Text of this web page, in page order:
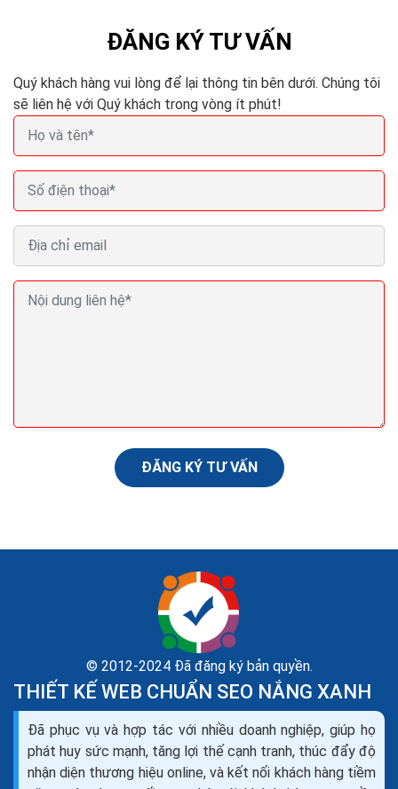
Marketing tiếp thị quảng cáo truyền miệng hình
Hướng dẫn marketing tìm kiếm khách hàng cho
Cho đến thời gian gần đây, các công ty dịch vụ vẫn tụt
hậu so trong việc sử dụng marketing. Nhiều Công ty
dịch vụ nhỏ nên không sử dụng cách quản trị...
ĐĂNG KÝ TƯ VẤN
Quý khách hàng vui lòng để lại thông tin bên dưới. Chúng tôi
sẽ liên hệ với Quý khách trong vòng ít phút!
ĐĂNG KÝ TƯ VẤN
© 2012-2024 Đã đăng ký bản quyền.
THIẾT KẾ WEB CHUẨN SEO NẮNG XANH
Đã phục vụ và hợp tác với nhiều doanh nghiệp, giúp họ
phát huy sức mạnh, tăng lợi thế cạnh tranh, thúc đẩy độ
nhận diện thương hiệu online, và kết nối khách hàng tiềm